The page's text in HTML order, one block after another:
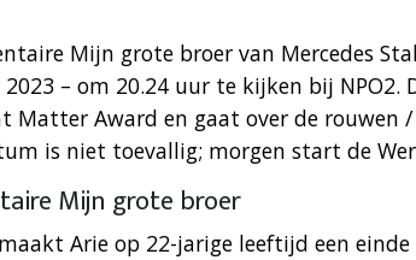
Mijn grote broer van Mercedes
– om 20.24 uur te kijken bij NPO2.
Matter Award en gaat over de rouwen
is niet toevallig; morgen start de
Mijn grote broer
Arie op 22-jarige leeftijd een